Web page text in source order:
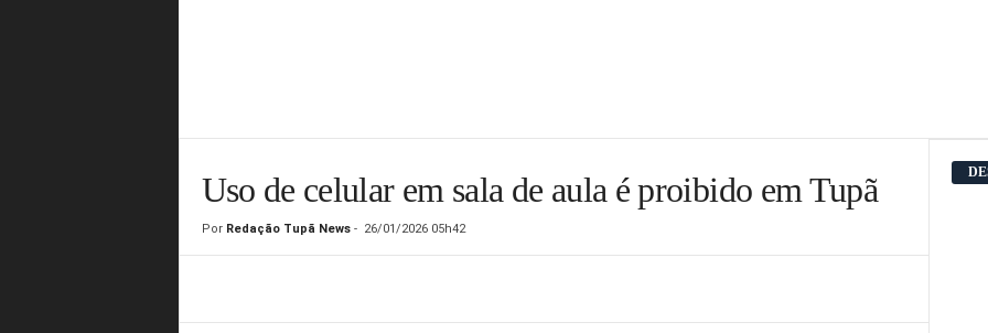
Uso de celular em sala de aula é proibido em Tupã
Por Redação Tupã News- 26/01/2026 05h42